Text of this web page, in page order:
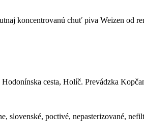
koncentrovanú chuť piva Weizen od
cesta, Holíč. Prevádzka
slovenské, poctivé, nepasterizované,